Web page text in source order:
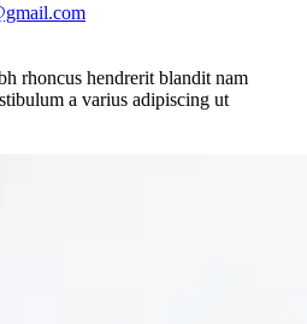
rhoncus hendrerit blandit nam
a varius adipiscing ut